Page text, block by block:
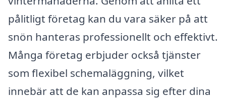
pålitligt företag kan du vara säker på att
snön hanteras professionellt och effektivt.
Många företag erbjuder också tjänster
som flexibel schemaläggning, vilket
innebär att de kan anpassa sig efter dina